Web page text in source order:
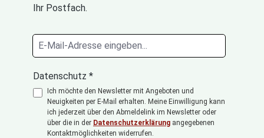
Ihr Postfach.
Datenschutz *
Ich möchte den Newsletter mit Angeboten und
Neuigkeiten per E-Mail erhalten. Meine Einwilligung kann
ich jederzeit über den Abmeldelink im Newsletter oder
über die in der Datenschutzerklärung angegebenen
Kontaktmöglichkeiten widerrufen.